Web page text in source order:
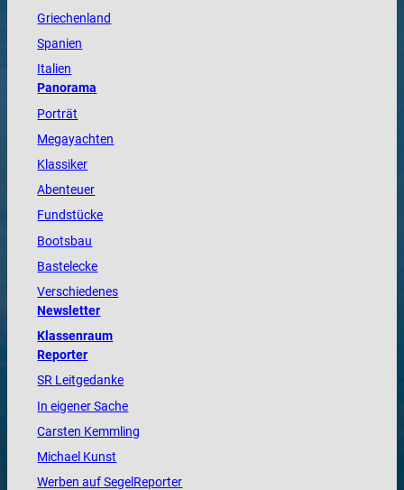
Griechenland
Spanien
Italien
Panorama
Porträt
Megayachten
Klassiker
Abenteuer
Fundstücke
Bootsbau
Bastelecke
Verschiedenes
Newsletter
Klassenraum
Reporter
SR Leitgedanke
In eigener Sache
Carsten Kemmling
Michael Kunst
Werben auf SegelReporter